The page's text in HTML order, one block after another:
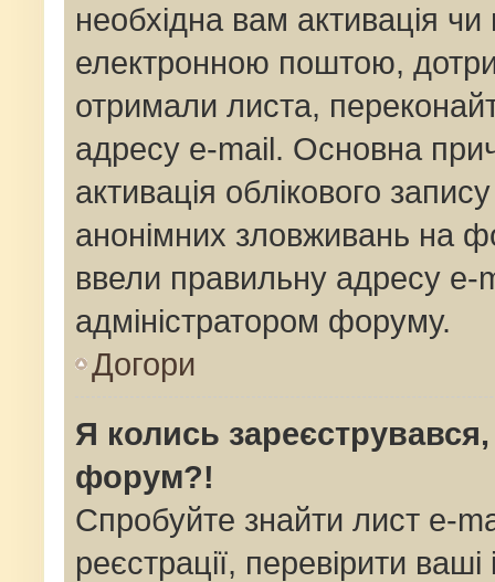
необхідна вам активація
електронною поштою,
отримали листа,
адресу e-mail. Основна
активація облікового
анонімних зловживань на
ввели правильну адресу e-
адміністратором форуму.
Догори
Я колись
форум?!
Спробуйте знайти лист e-
реєстрації, перевірити